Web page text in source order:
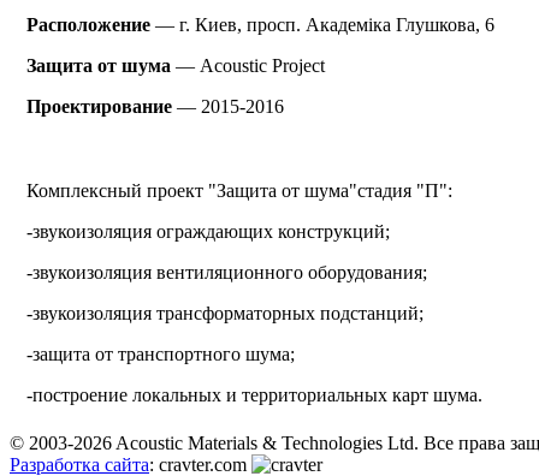
Расположение — г. Киев, просп. Академіка Глушкова, 6
Защита от шума — Acoustic Project
Проектирование — 2015-2016
Комплексный проект "Защита от шума"стадия "П":
-звукоизоляция ограждающих конструкций;
-звукоизоляция вентиляционного оборудования;
-звукоизоляция трансформаторных подстанций;
-защита от транспортного шума;
-построение локальных и территориальных карт шума.
© 2003-2026 Acoustic Materials & Technologies Ltd. Все права
Разработка сайта: cravter.com